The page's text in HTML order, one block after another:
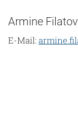
Armine
E-Mail: